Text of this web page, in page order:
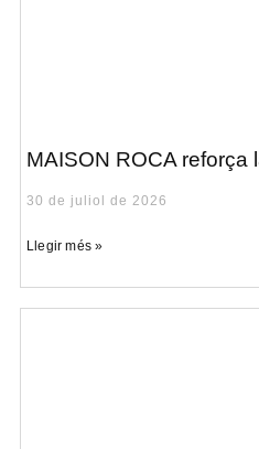
MAISON ROCA reforça
30 de juliol de 2026
Llegir més »